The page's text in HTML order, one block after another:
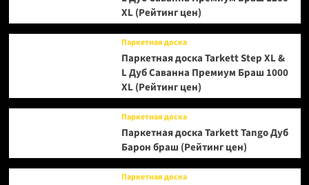
XL (Рейтинг цен)
Паркетная доска
Паркетная доска Tarkett Step XL &
L Дуб Саванна Премиум Браш 1000
XL (Рейтинг цен)
Паркетная доска
Паркетная доска Tarkett Tango Дуб
Барон браш (Рейтинг цен)
Паркетная доска